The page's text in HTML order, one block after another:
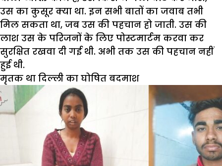
उस का कुसूर क्या था. इन सभी बातों का जवाब तभी
मिल सकता था, जब उस की पहचान हो जाती. उस की
लाश उस के परिजनों के लिए पोस्टमार्टम करवा कर
सुरक्षित रखवा दी गई थी. अभी तक उस की पहचान नहीं
हुई थी.
मृतक था दिल्ली का घोषित बदमाश